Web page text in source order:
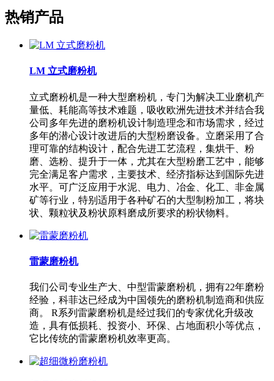
热销产品
LM 立式磨粉机
立式磨粉机是一种大型磨粉机，专门为解决工业磨机产
量低、耗能高等技术难题，吸收欧洲先进技术并结合我
公司多年先进的磨粉机设计制造理念和市场需求，经过
多年的潜心设计改进后的大型粉磨设备。立磨采用了合
理可靠的结构设计，配合先进工艺流程，集烘干、粉
磨、选粉、提升于一体，尤其在大型粉磨工艺中，能够
完全满足客户需求，主要技术、经济指标达到国际先进
水平。可广泛应用于水泥、电力、冶金、化工、非金属
矿等行业，特别适用于各种矿石的大型制粉加工，将块
状、颗粒状及粉状原料磨成所要求的粉状物料。
雷蒙磨粉机
我们公司专业生产大、中型雷蒙磨粉机，拥有22年磨粉
经验，科菲达已经成为中国领先的磨粉机制造商和供应
商。 R系列雷蒙磨粉机是经过我们的专家优化升级改
造，具有低损耗、投资小、环保、占地面积小等优点，
它比传统的雷蒙磨粉机效率更高。